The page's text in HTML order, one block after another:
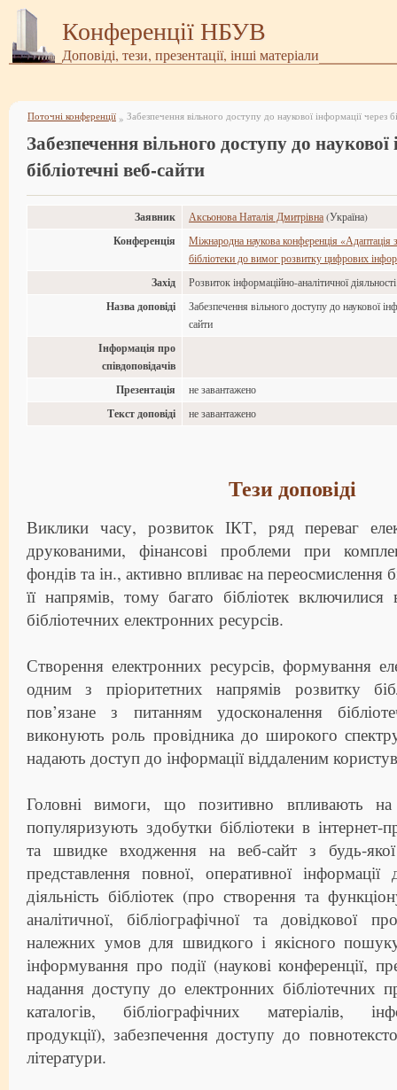
Конференції НБУВ
Доповіді, тези, презентації, інші матеріали
Поточні конференції » Забезпечення вільного доступу до наукової інформації через
Забезпечення вільного доступу до наукової
бібліотечні веб-сайти
Заявник Аксьонова Наталія Дмитрівна (Україна)
Конференція
Міжнародна наукова конференція «Адаптація
бібліотеки до вимог розвитку цифрових
Захід Розвиток інформаційно-аналітичної
Назва доповіді
Забезпечення вільного доступу до наукової
сайти
Інформація про
співдоповідачів
Презентація
не завантажено
Текст доповіді не завантажено
Тези доповіді
Виклики часу, розвиток ІКТ, ряд переваг
друкованими, фінансові проблеми при
фондів та ін., активно впливає на переосмислення
її напрямів, тому багато бібліотек
бібліотечних електронних ресурсів.
Створення електронних ресурсів, формування
одним з пріоритетних напрямів розвитку
пов’язане з питанням удосконалення
виконують роль провідника до широкого
надають доступ до інформації віддаленим
Головні вимоги, що позитивно впливають на
популяризують здобутки бібліотеки в інтернет-
та швидке входження на веб-сайт з будь-
представлення повної, оперативної
діяльність бібліотек (про створення та
аналітичної, бібліографічної та довідкової
належних умов для швидкого і якісного
інформування про події (наукові конференції,
надання доступу до електронних бібліотечних
каталогів, бібліографічних матеріалів,
продукції), забезпечення доступу до
літератури.